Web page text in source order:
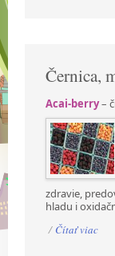
Černica,
Acai-berry–
zdravie,
hladu i
/ Čítať viac